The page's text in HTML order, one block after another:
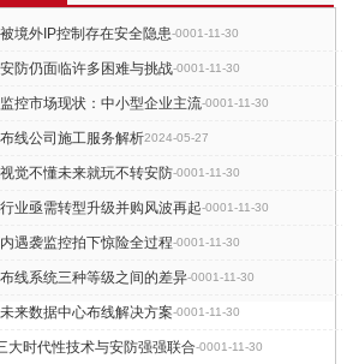
境外IP控制存在安全隐患-0001-11-30
防仍面临许多困难与挑战-0001-11-30
控市场现状：中小型企业主流-0001-11-30
线公司施工服务解析2024-05-27
觉不懂未来就玩不转安防-0001-11-30
业亟需转型升级并购风波再起-0001-11-30
遇袭监控拍下惊险全过程-0001-11-30
线系统三种等级之间的差异-0001-11-30
来数据中心布线解决方案-0001-11-30
大时代性技术与安防强强联合-0001-11-30